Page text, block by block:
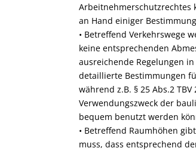
Arbeitnehmerschutzrechtes
an Hand einiger
• Betreffend Verkehrswege
keine entsprechenden
ausreichende Regelungen in
detaillierte Bestimmungen
während z.B. § 25 Abs.2
Verwendungszweck der
bequem benutzt werden
• Betreffend Raumhöhen
muss, dass entsprechend